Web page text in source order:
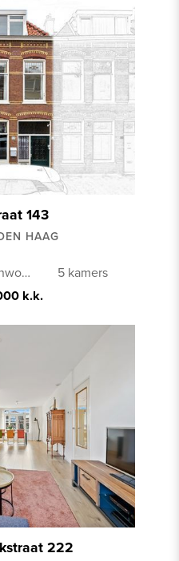
143
HAAG
Tussenwoning
5 kamers
k.k.
222